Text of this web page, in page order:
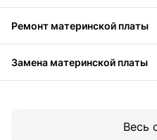
Ремонт материнской платы
Замена материнской платы
Весь